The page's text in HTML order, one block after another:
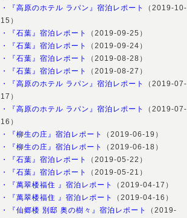
・『高原のホテル ラパン』宿泊レポート
（2019-10-
15）
・『石葉』宿泊レポート
（2019-09-25）
・『石葉』宿泊レポート
（2019-09-24）
・『石葉』宿泊レポート
（2019-08-28）
・『石葉』宿泊レポート
（2019-08-27）
・『高原のホテル ラパン』宿泊レポート
（2019-07-
17）
・『高原のホテル ラパン』宿泊レポート
（2019-07-
16）
・『柳生の庄』宿泊レポート
（2019-06-19）
・『柳生の庄』宿泊レポート
（2019-06-18）
・『石葉』宿泊レポート
（2019-05-22）
・『石葉』宿泊レポート
（2019-05-21）
・『萬翠楼福住 』宿泊レポート
（2019-04-17）
・『萬翠楼福住 』宿泊レポート
（2019-04-16）
・『仙郷楼 別邸 奥の樹々』宿泊レポート
（2019-